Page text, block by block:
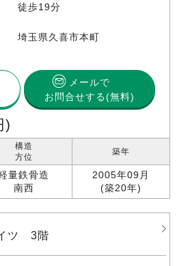
徒歩19分
埼玉県久喜市本町
メールで
お問合せする(無料)
)
構造
方位
量鉄骨造
南西
築年
2005年09月
(築20年)
ツ 3階